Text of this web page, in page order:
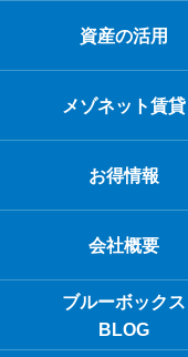
資産の活用
メゾネット賃貸
お得情報
会社概要
ブルーボックス
BLOG